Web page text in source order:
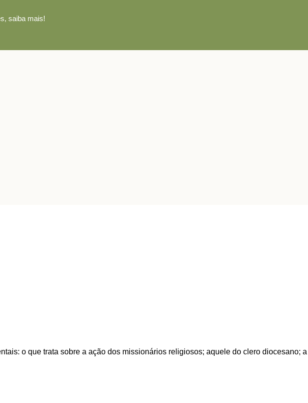
saiba mais!
o que trata sobre a ação dos missionários religiosos; aquele do clero diocesano; a